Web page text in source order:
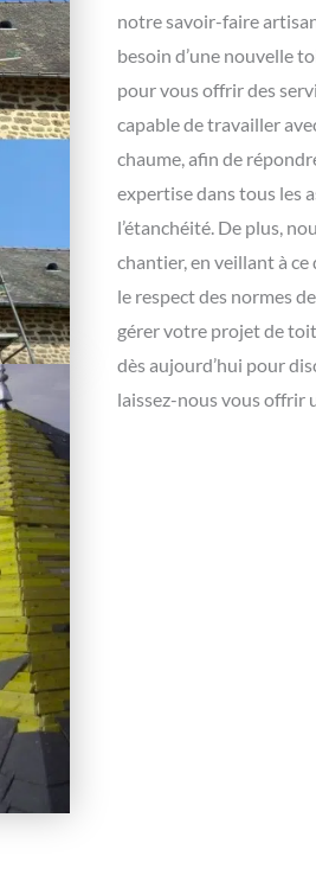
notre savoir-faire
besoin d’une nouvelle
pour vous offrir des
capable de travailler
chaume, afin de
expertise dans tous les
l’étanchéité. De plus,
chantier, en veillant à
le respect des normes
gérer votre projet de
dès aujourd’hui pour
laissez-nous vous offrir